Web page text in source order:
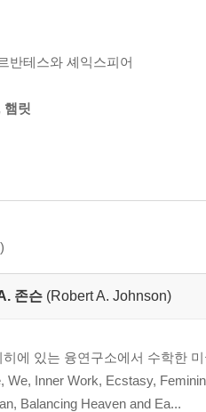
반테스와 셰익스피어
햄릿
존슨 (Robert A. Johnson)
히에 있는 융연구소에서 수학한
We, Inner Work, Ecstasy,
Balancing Heaven and Ea...